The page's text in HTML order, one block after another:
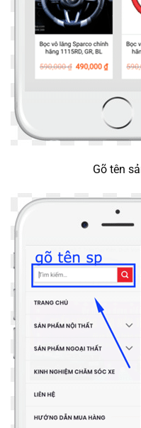
Gõ tên